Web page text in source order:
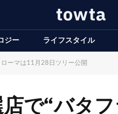
ジー ライフスタイル
ーマは11月28日ツリー公開
で“バタ